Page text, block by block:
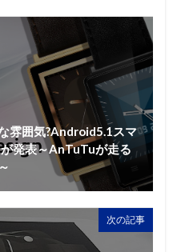
雰囲気?Android5.1スマ
発表～AnTuTuが走る
次の記事